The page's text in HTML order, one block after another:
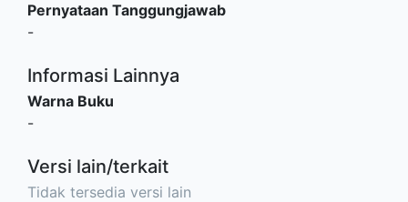
Pernyataan Tanggungjawab
-
Informasi Lainnya
Warna Buku
-
Versi lain/terkait
Tidak tersedia versi lain